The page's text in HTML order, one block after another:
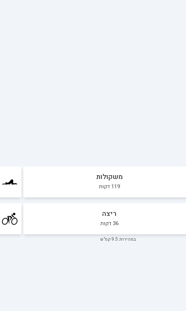
משקולות
119 דקות
ריצה
36 דקות
במהירות: 9.5 קמ"ש